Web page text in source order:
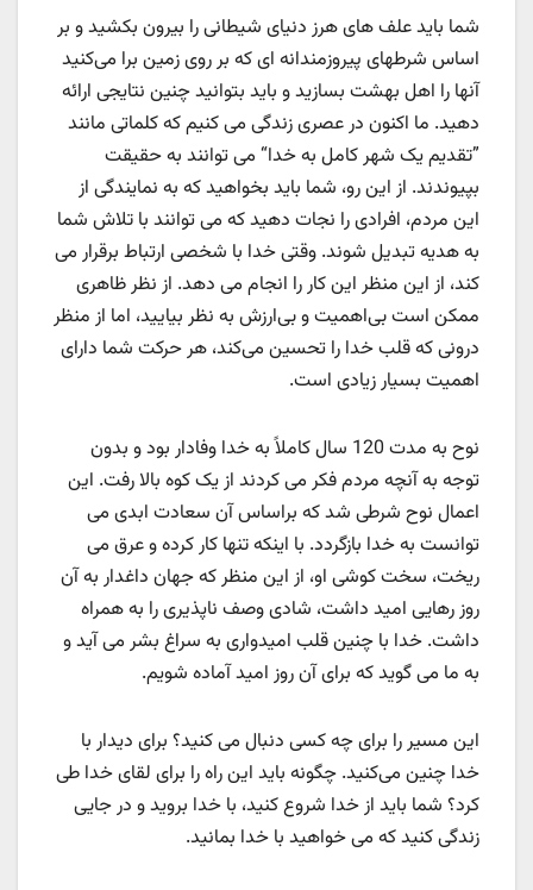
شما باید علف های هرز دنیای شیطانی را بیرون بکشید و بر
اساس شرطهای پیروزمندانه ای که بر روی زمین برا می‌کنید
آنها را اهل بهشت بسازید و باید بتوانید چنین نتایجی ارائه
دهید. ما اکنون در عصری زندگی می کنیم که کلماتی مانند
”تقدیم یک شهر کامل به خدا“ می توانند به حقیقت
بپیوندند. از این رو، شما باید بخواهید که به نمایندگی از
این مردم، افرادی را نجات دهید که می توانند با تلاش شما
به هدیه تبدیل شوند. وقتی خدا با شخصی ارتباط برقرار می
کند، از این منظر این کار را انجام می دهد. از نظر ظاهری
ممکن است بی‌اهمیت و بی‌ارزش به نظر بیایید، اما از منظر
درونی که قلب خدا را تحسین می‌کند، هر حرکت شما دارای
اهمیت بسیار زیادی است.
نوح به مدت 120 سال کاملاً به خدا وفادار بود و بدون
توجه به آنچه مردم فکر می کردند از یک کوه بالا رفت. این
اعمال نوح شرطی شد که براساس آن سعادت ابدی می
توانست به خدا بازگردد. با اینکه تنها کار کرده و عرق می
ریخت، سخت کوشی او، از این منظر که جهان داغدار به آن
روز رهایی امید داشت، شادی وصف ناپذیری را به همراه
داشت. خدا با چنین قلب امیدواری به سراغ بشر می آید و
به ما می گوید که برای آن روز امید آماده شویم.
این مسیر را برای چه کسی دنبال می کنید؟ برای دیدار با
خدا چنین می‌کنید. چگونه باید این راه را برای لقای خدا طی
کرد؟ شما باید از خدا شروع کنید، با خدا بروید و در جایی
زندگی کنید که می خواهید با خدا بمانید.